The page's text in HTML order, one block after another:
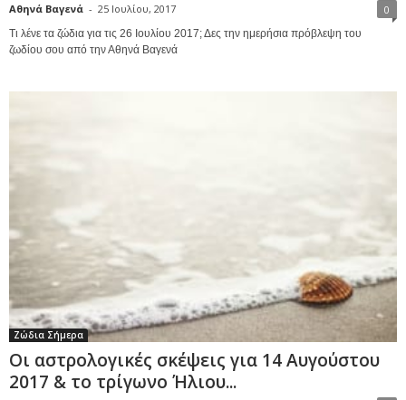
Αθηνά Βαγενά - 25 Ιουλίου, 2017 0
Τι λένε τα ζώδια για τις 26 Ιουλίου 2017; Δες την ημερήσια πρόβλεψη του
ζωδίου σου από την Αθηνά Βαγενά
Ζώδια Σήμερα
Οι αστρολογικές σκέψεις για 14 Αυγούστου
2017 & το τρίγωνο Ήλιου...